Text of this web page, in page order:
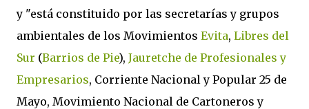
y "está constituido por las secretarías y grupos
ambientales de los Movimientos Evita, Libres del
Sur (Barrios de Pie), Jauretche de Profesionales y
Empresarios, Corriente Nacional y Popular 25 de
Mayo, Movimiento Nacional de Cartoneros y